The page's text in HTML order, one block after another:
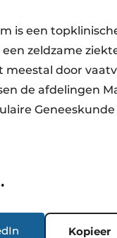
is een
zeldzame
door
de afdelingen
Kopieer